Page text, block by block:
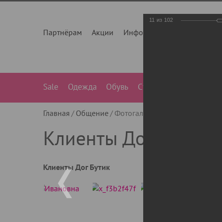
Партнёрам Акции Инфо
Sale Одежда Обувь Сумки
Главная Общение Фотогалерея
Клиенты Дог Бутик
Клиенты Дог Бутик
11 из 102